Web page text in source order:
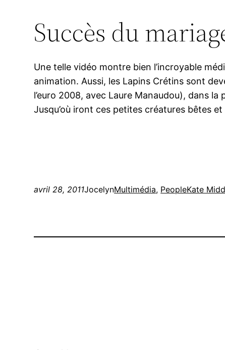
Succès du
Une telle vidéo montre bien l’incroyable
animation. Aussi, les Lapins Crétins sont
l’euro 2008, avec Laure Manaudou), dans
Jusqu’où iront ces petites créatures bêtes et
avril 28, 2011JocelynMultimédia, PeopleKate